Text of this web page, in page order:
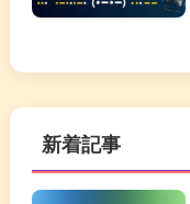
新着記事